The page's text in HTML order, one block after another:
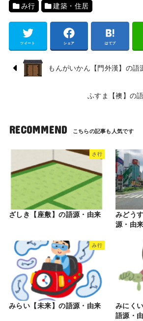
み行 建築・住居
ツイート シェア はてブ
もんがいかん【門外漢】の語
ふすま【襖】の
RECOMMEND
さ行
ざしき【座敷】の語源・由来
みどう
源・由来
み行
みらい【未来】の語源・由来
みにく
語源・